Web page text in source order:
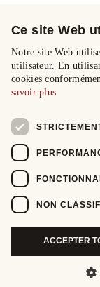
Ce site Web
Notre site Web
utilisateur. En
cookies
savoir plus
NON
ACCEPTER